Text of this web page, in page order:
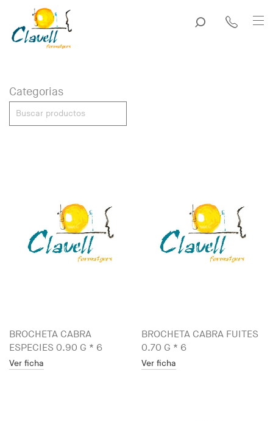
Categorias
BROCHETA CABRA
ESPECIES 0.90 G * 6
Ver ficha
BROCHETA CABRA FUITES
0.70 G * 6
Ver ficha